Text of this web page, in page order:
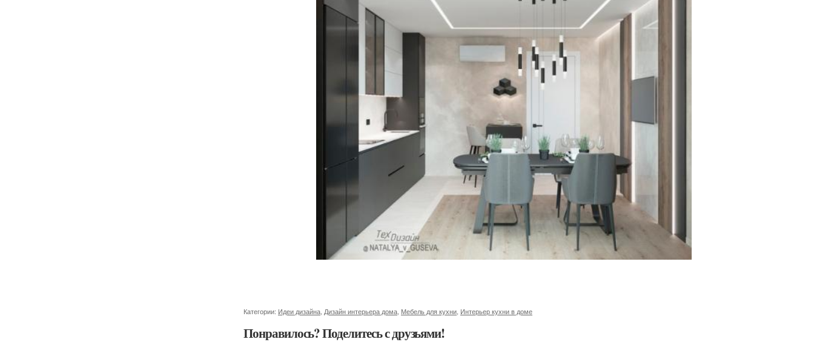
Категории: Идеи дизайна, Дизайн интерьера дома, Мебель для кухни, Интерьер кухни в доме
Понравилось? Поделитесь с друзьями!